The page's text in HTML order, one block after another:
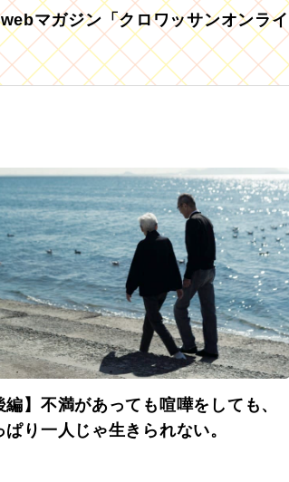
マガジン「クロワッサンオンライ
編】不満があっても喧嘩をしても、
ぱり一人じゃ生きられない。